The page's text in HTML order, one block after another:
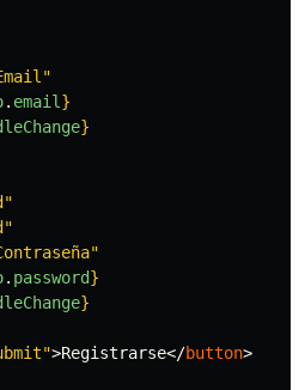
. email }
}
. password}
}
>Registrarse</button>